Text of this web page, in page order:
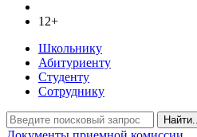
12+
Школьнику
Абитуриенту
Студенту
Сотруднику
Найти...